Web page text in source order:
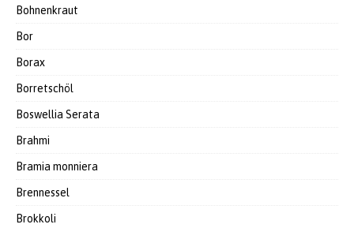
Bohnenkraut
Bor
Borax
Borretschöl
Boswellia Serata
Brahmi
Bramia monniera
Brennessel
Brokkoli